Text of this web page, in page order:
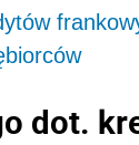
dot.